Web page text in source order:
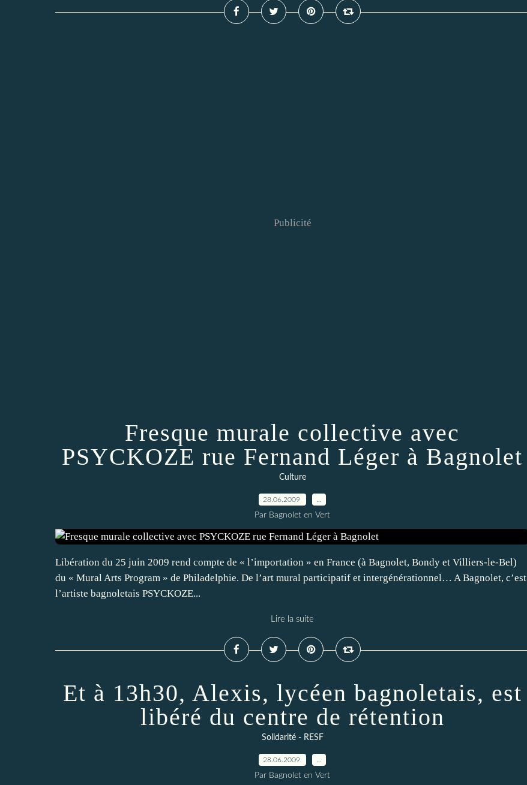
Publicité
Fresque murale collective avec
PSYCKOZE rue Fernand Léger à Bagnolet
Culture
28.06.2009
Par Bagnolet en Vert
Libération du 25 juin 2009 rend compte de « l’importation » en France (à Bagnolet, Bondy et Villiers-le-Bel)
du « Mural Arts Program » de Philadelphie. De l’art mural participatif et intergénérationnel… A Bagnolet, c’est
l’artiste bagnoletais PSYCKOZE...
Lire la suite
Et à 13h30, Alexis, lycéen bagnoletais, est
libéré du centre de rétention
Solidarité - RESF
28.06.2009
Par Bagnolet en Vert